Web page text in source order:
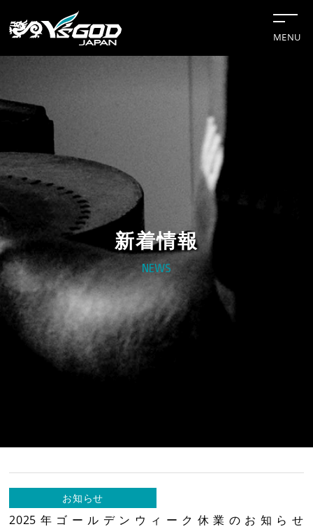
MENU
新着情報
NEWS
お知らせ
2025年ゴールデンウィーク休業のお知らせ
#チップソー #グリーンレーザー #水冷服
#切断機
企業情報
事業案内
製品情報
新規会員登録